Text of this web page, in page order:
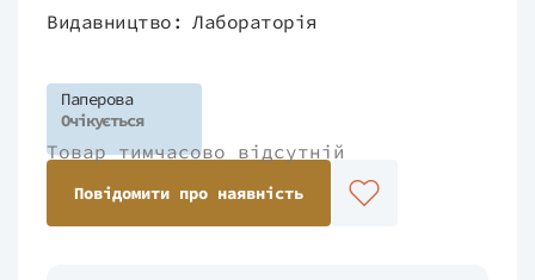
Видавництво: Лабораторія
Паперова
Очікується
Товар тимчасово відсутній
Повідомити про наявність